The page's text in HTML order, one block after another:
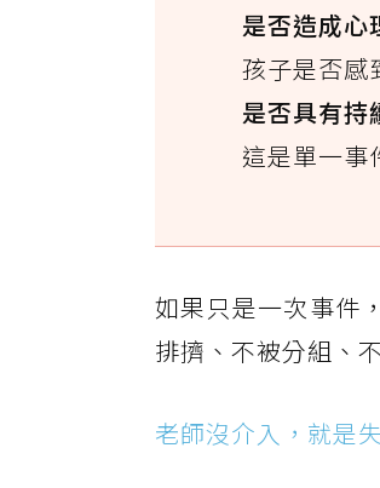
是否造成心
孩子是否感
是否具有持
這是單一事
如果只是一次事件
排擠、不被分組、
老師沒介入，就是